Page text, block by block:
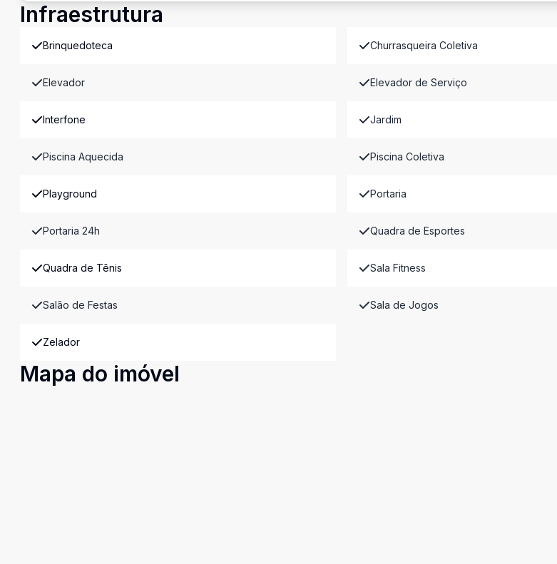
Infraestrutura
Brinquedoteca Churrasqueira Coletiva
Elevador Elevador de Serviço
Interfone Jardim
Piscina Aquecida Piscina Coletiva
Playground Portaria
Portaria 24h Quadra de Esportes
Quadra de Tênis Sala Fitness
Salão de Festas Sala de Jogos
Zelador
Mapa do imóvel